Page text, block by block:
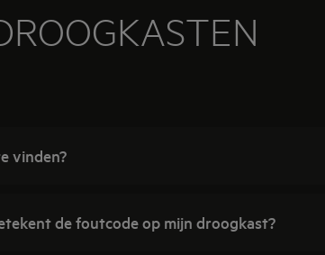
vinden?
de foutcode op mijn droogkast?